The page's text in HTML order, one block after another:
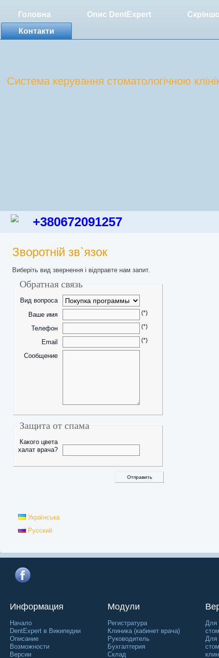
Головна Опис DentExpert
Контакти
Система керування стоматологічною
+380672091257
Зворотній зв`язок
Виберіть вид звернення і відправте нам запит.
Обратная связь
Вид вопроса
Ваше имя
(*)
Телефон (*)
Email (*)
Сообщение
Защита от спама
Какого цвета
халат врача?
Українська
Русский
Информация
Начало
DentExpert в Википедии
Описание
Возможности
Версии
Модули
Регистратура
Клиника (кабинет врача)
Руководитель
Бухгалтерия
Склад
Для
Для